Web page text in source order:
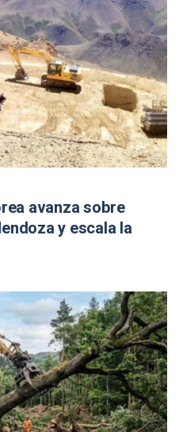
avanza sobre
y escala la